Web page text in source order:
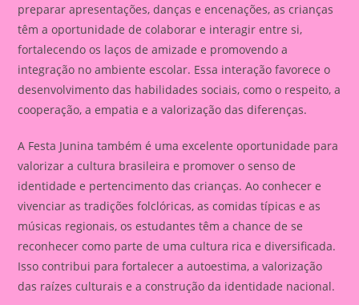
preparar apresentações, danças e encenações, as crianças
têm a oportunidade de colaborar e interagir entre si,
fortalecendo os laços de amizade e promovendo a
integração no ambiente escolar. Essa interação favorece o
desenvolvimento das habilidades sociais, como o respeito, a
cooperação, a empatia e a valorização das diferenças.
A Festa Junina também é uma excelente oportunidade para
valorizar a cultura brasileira e promover o senso de
identidade e pertencimento das crianças. Ao conhecer e
vivenciar as tradições folclóricas, as comidas típicas e as
músicas regionais, os estudantes têm a chance de se
reconhecer como parte de uma cultura rica e diversificada.
Isso contribui para fortalecer a autoestima, a valorização
das raízes culturais e a construção da identidade nacional.